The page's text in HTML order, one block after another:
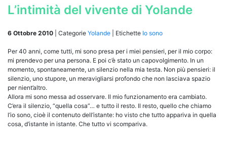
L’intimità del vivente di Yolande
6 Ottobre 2010 Categorie Yolande Etichette Io sono
Per 40 anni, come tutti, mi sono presa per i miei pensieri, per il mio corpo:
mi prendevo per una persona. E poi c’è stato un capovolgimento. In un
momento, spontaneamente, un silenzio nella mia testa. Non più pensieri: il
silenzio, uno stupore, un meravigliarsi profondo che non lasciava spazio
per nient’altro.
Allora mi sono messa ad osservare. Il mio funzionamento era cambiato.
C’era il silenzio, “quella cosa”… e tutto il resto. Il resto, quello che chiamo
l’io sono, cioè il contenuto dell’istante: ho visto che tutto appariva in quella
cosa, d’istante in istante. Che tutto vi scompariva.